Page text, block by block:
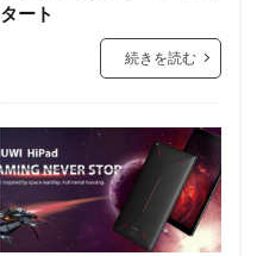
タート
続きを読む